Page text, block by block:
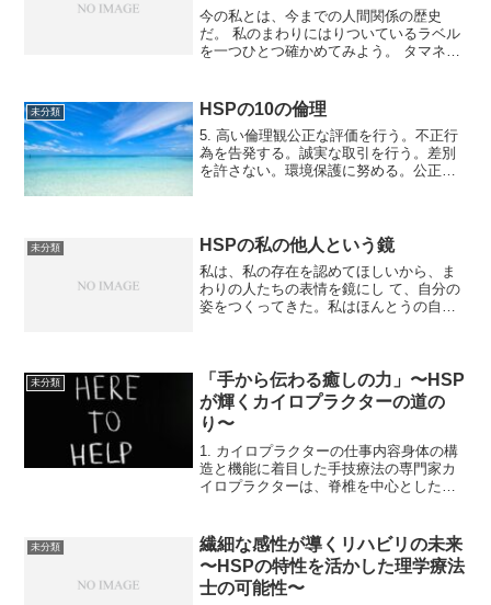
今の私とは、今までの人間関係の歴史
だ。 私のまわりにはりついているラベル
を一つひとつ確かめてみよう。 タマネギ
ときのように、目にしみて涙が出 てくる
かもしれないけれど。...
未分類 HSPの10の倫理
5. 高い倫理観公正な評価を行う。不正行
為を告発する。誠実な取引を行う。差別
を許さない。環境保護に努める。公正な
る。法の番人です。
未分類 HSPの私の他人という鏡
私は、私の存在を認めてほしいから、ま
わりの人たちの表情を鏡にし て、自分の
姿をつくってきた。私はほんとうの自分
もあっただろう。 自...
未分類
「手から伝わる癒しの力」〜HSP
が輝くカイロプラクターの道の
り〜
1. カイロプラクターの仕事内容身体の構
造と機能に着目した手技療法の専門家カ
イロプラクターは、脊椎を中心とした身
カイロプラクターズ協会によれば、主に
脊椎やその他の身体部...
未分類
繊細な感性が導くリハビリの未来
〜HSPの特性を活かした理学療法
士の可能性〜